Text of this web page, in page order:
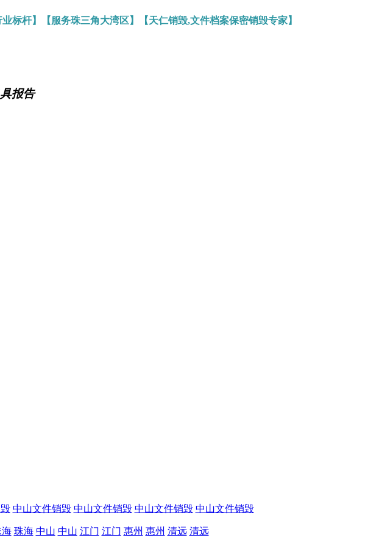
业标杆】【服务珠三角大湾区】【天仁销毁,文件档案保密销毁专家】
报告
中山文件销毁 中山文件销毁 中山文件销毁 中山文件销毁
珠海 中山 中山 江门 江门 惠州 惠州 清远 清远